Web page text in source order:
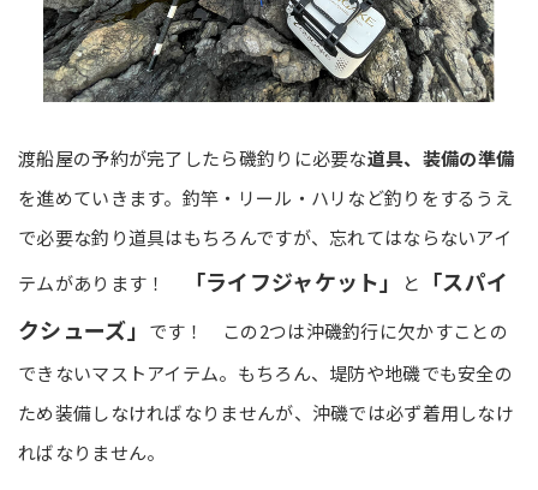
渡船屋の予約が完了したら磯釣りに必要な道具、装備の準備
を進めていきます。釣竿・リール・ハリなど釣りをするうえ
で必要な釣り道具はもちろんですが、忘れてはならないアイ
テムがあります！
「ライフジャケット」 と
「スパイ
クシューズ」 です！ この2つは沖磯釣行に欠かすことの
できないマストアイテム。もちろん、堤防や地磯でも安全の
ため装備しなければなりませんが、沖磯では必ず着用しなけ
ればなりません。